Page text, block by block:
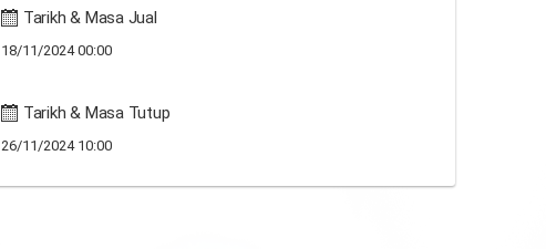
Tarikh & Masa Jual
18/11/2024 00:00
Tarikh & Masa Tutup
26/11/2024 10:00